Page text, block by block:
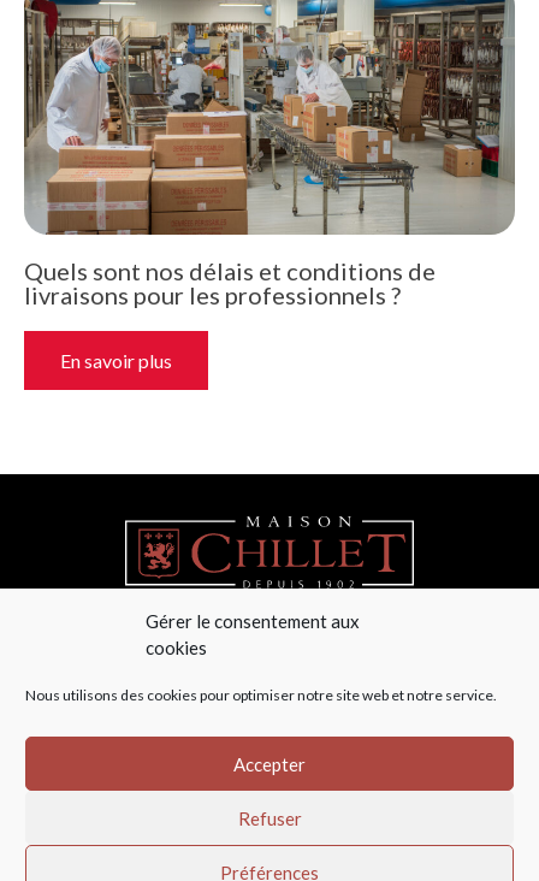
Gérer le consentement aux
cookies
Nous utilisons des cookies pour optimiser notre site web et notre service.
Accepter
Refuser
Préférences
ou besoin d’un tarif ?
Quels sont nos délais et conditions de
livraisons pour les professionnels ?
En savoir plus
Maison Chillet
CGV—Mentions légales— copyright © Maison Chillet —
Reservé aux professionnels